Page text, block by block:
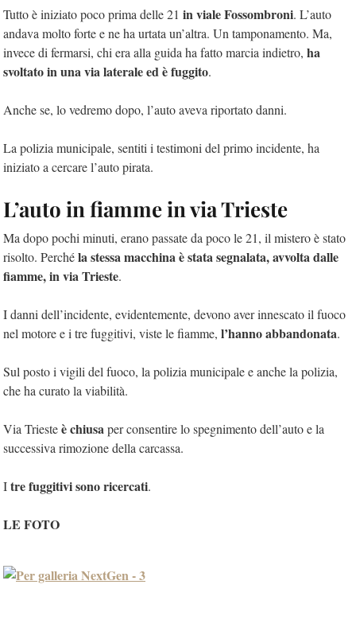
Tutto è iniziato poco prima delle 21 in viale Fossombroni. L’auto
andava molto forte e ne ha urtata un’altra. Un tamponamento. Ma,
invece di fermarsi, chi era alla guida ha fatto marcia indietro, ha
svoltato in una via laterale ed è fuggito.
Anche se, lo vedremo dopo, l’auto aveva riportato danni.
La polizia municipale, sentiti i testimoni del primo incidente, ha
iniziato a cercare l’auto pirata.
L’auto in fiamme in via Trieste
Ma dopo pochi minuti, erano passate da poco le 21, il mistero è stato
risolto. Perchéla stessa macchina è stata segnalata, avvolta dalle
fiamme, in via Trieste.
I danni dell’incidente, evidentemente, devono aver innescato il fuoco
nel motore e i tre fuggitivi, viste le fiamme, l’hanno abbandonata.
Sul posto i vigili del fuoco, la polizia municipale e anche la polizia,
che ha curato la viabilità.
Via Triesteè chiusaper consentire lo spegnimento dell’auto e la
successiva rimozione della carcassa.
Itre fuggitivi sono ricercati.
LE FOTO